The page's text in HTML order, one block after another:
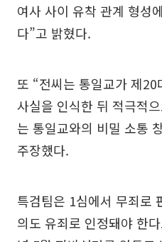
여사 사이 유착 관계 형성
다”고 밝혔다.
또 “전씨는 통일교가 제
사실을 인식한 뒤 적극적
는 통일교와의 비밀 소통
주장했다.
특검팀은 1심에서 무죄로
의도 유죄로 인정돼야 한